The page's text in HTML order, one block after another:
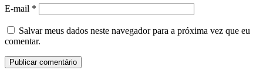
E-mail *
Salvar meus dados neste navegador para a próxima vez que eu
comentar.